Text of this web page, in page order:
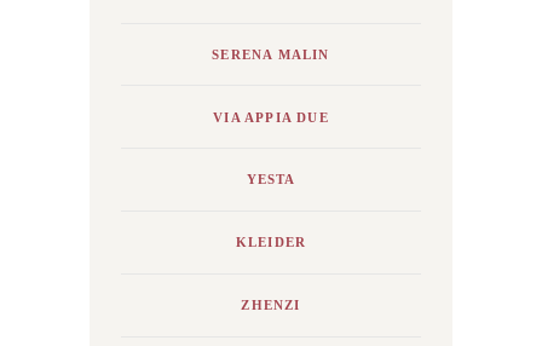
SERENA MALIN
VIA APPIA DUE
YESTA
KLEIDER
ZHENZI